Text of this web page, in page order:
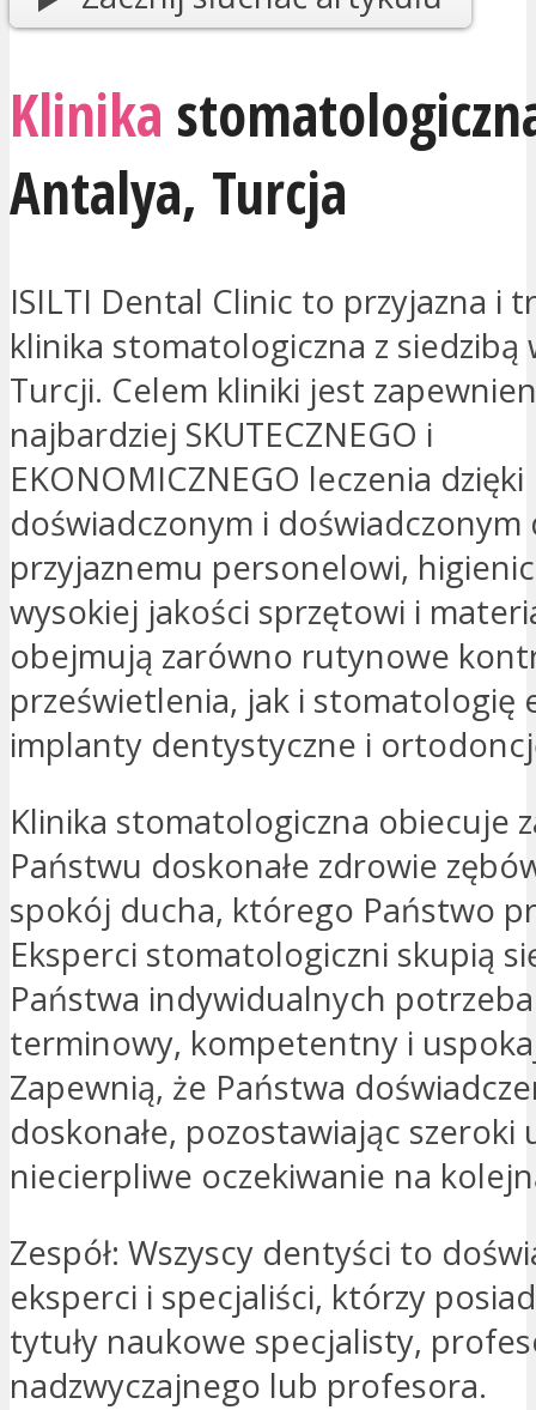
Klinika
Antalya, Turcja
ISILTI Dental Clinic to przyjazna i
klinika stomatologiczna z siedzibą
Turcji. Celem kliniki jest
najbardziej SKUTECZNEGO i
EKONOMICZNEGO leczenia dzięki
doświadczonym i
przyjaznemu personelowi,
wysokiej jakości sprzętowi i
obejmują zarówno rutynowe
prześwietlenia, jak i stomatologię
implanty dentystyczne i
Klinika stomatologiczna obiecuje
Państwu doskonałe zdrowie
spokój ducha, którego Państwo
Eksperci stomatologiczni skupią
Państwa indywidualnych
terminowy, kompetentny i
Zapewnią, że Państwa
doskonałe, pozostawiając szeroki
niecierpliwe oczekiwanie na
Zespół: Wszyscy dentyści to
eksperci i specjaliści, którzy
tytuły naukowe specjalisty,
nadzwyczajnego lub profesora.